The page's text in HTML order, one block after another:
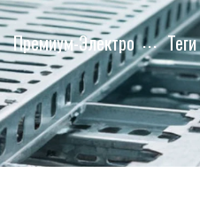
Премиум-Электро Теги